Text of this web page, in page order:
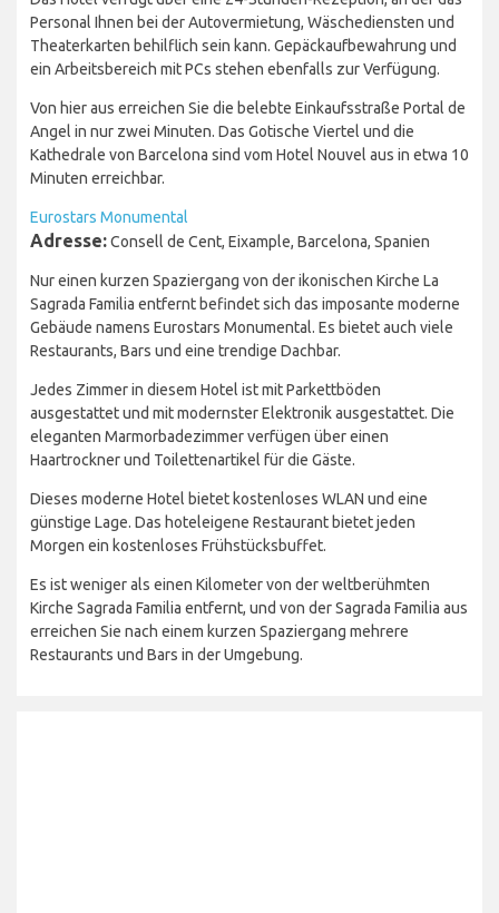
Personal Ihnen bei der Autovermietung, Wäschediensten und
Theaterkarten behilflich sein kann. Gepäckaufbewahrung und
ein Arbeitsbereich mit PCs stehen ebenfalls zur Verfügung.
Von hier aus erreichen Sie die belebte Einkaufsstraße Portal de
Angel in nur zwei Minuten. Das Gotische Viertel und die
Kathedrale von Barcelona sind vom Hotel Nouvel aus in etwa 10
Minuten erreichbar.
Eurostars Monumental
Adresse:Consell de Cent, Eixample, Barcelona, Spanien
Nur einen kurzen Spaziergang von der ikonischen Kirche La
Sagrada Familia entfernt befindet sich das imposante moderne
Gebäude namens Eurostars Monumental. Es bietet auch viele
Restaurants, Bars und eine trendige Dachbar.
Jedes Zimmer in diesem Hotel ist mit Parkettböden
ausgestattet und mit modernster Elektronik ausgestattet. Die
eleganten Marmorbadezimmer verfügen über einen
Haartrockner und Toilettenartikel für die Gäste.
Dieses moderne Hotel bietet kostenloses WLAN und eine
günstige Lage. Das hoteleigene Restaurant bietet jeden
Morgen ein kostenloses Frühstücksbuffet.
Es ist weniger als einen Kilometer von der weltberühmten
Kirche Sagrada Familia entfernt, und von der Sagrada Familia aus
erreichen Sie nach einem kurzen Spaziergang mehrere
Restaurants und Bars in der Umgebung.